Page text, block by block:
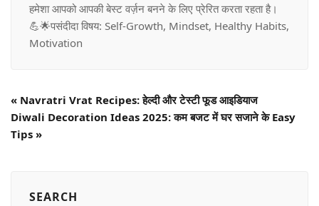
हमेशा आपको आपकी बेस्ट वर्ज़न बनने के लिए प्रेरित करता रहता है।
💪🌟पसंदीदा विषय: Self-Growth, Mindset, Healthy Habits,
Motivation
« Navratri Vrat Recipes: हेल्दी और टेस्टी फूड आइडियाज
Diwali Decoration Ideas 2025: कम बजट में घर सजाने के Easy
Tips »
SEARCH